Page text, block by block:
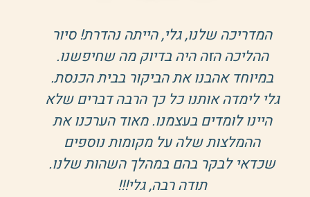
המדריכה שלנו, גלי, הייתה נהדרת! סיור
ההליכה הזה היה בדיוק מה שחיפשנו.
במיוחד אהבנו את הביקור בבית הכנסת.
גלי לימדה אותנו כל כך הרבה דברים שלא
היינו לומדים בעצמנו. מאוד הערכנו את
ההמלצות שלה על מקומות נוספים
שכדאי לבקר בהם במהלך השהות שלנו.
תודה רבה, גלי!!!